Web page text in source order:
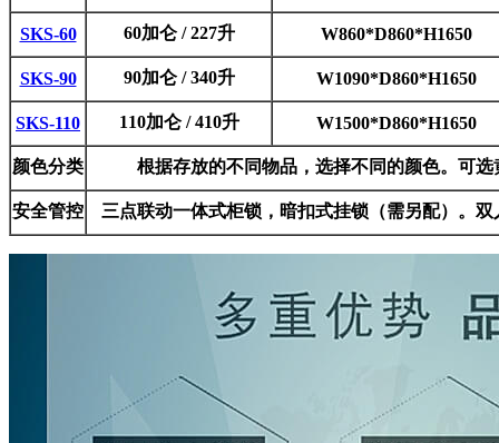
SKS-60 60加仑 / 227升 W860*D860*H1650
SKS-90 90加仑 / 340升 W1090*D860*H1650
SKS-110 110加仑 / 410升 W1500*D860*H1650
颜色分类 根据存放的不同物品，选择不同的颜色。可
安全管控 三点联动一体式柜锁，暗扣式挂锁（需另配）。